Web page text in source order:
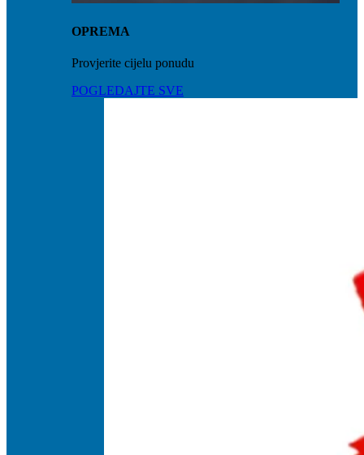
OPREMA
Provjerite cijelu ponudu
POGLEDAJTE SVE